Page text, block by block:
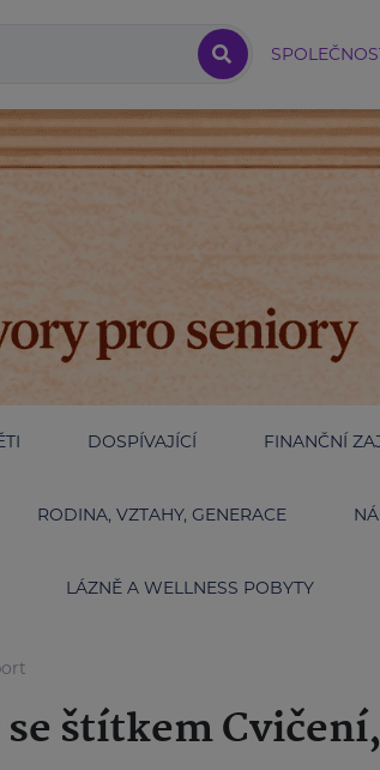
DOSPÍVAJÍCÍ FINANČNÍ
RODINA, VZTAHY, GENERACE
LÁZNĚ A WELLNESS POBYTY
štítkem